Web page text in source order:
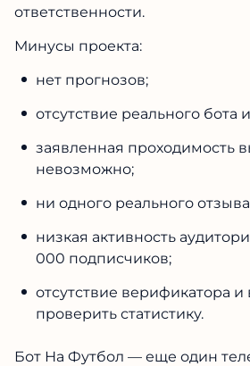
ответственности.
Минусы проекта:
нет прогнозов;
отсутствие реального бота
заявленная проходимость
невозможно;
ни одного реального
низкая активность
000 подписчиков;
отсутствие верификатора
проверить статистику.
Бот На Футбол — еще один